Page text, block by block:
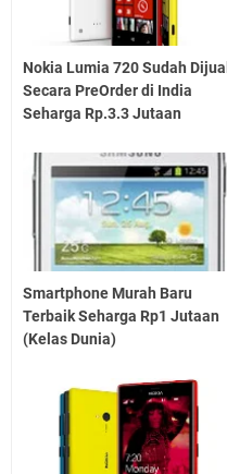
Nokia Lumia 720 Sudah Dijual
Secara PreOrder di India
Seharga Rp.3.3 Jutaan
Smartphone Murah Baru
Terbaik Seharga Rp1 Jutaan
(Kelas Dunia)